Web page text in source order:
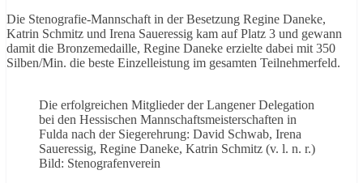
Die Stenografie-Mannschaft in der Besetzung Regine Daneke,
Katrin Schmitz und Irena Saueressig kam auf Platz 3 und gewann
damit die Bronzemedaille, Regine Daneke erzielte dabei mit 350
Silben/Min. die beste Einzelleistung im gesamten Teilnehmerfeld.
Die erfolgreichen Mitglieder der Langener Delegation
bei den Hessischen Mannschaftsmeisterschaften in
Fulda nach der Siegerehrung: David Schwab, Irena
Saueressig, Regine Daneke, Katrin Schmitz (v. l. n. r.)
Bild: Stenografenverein